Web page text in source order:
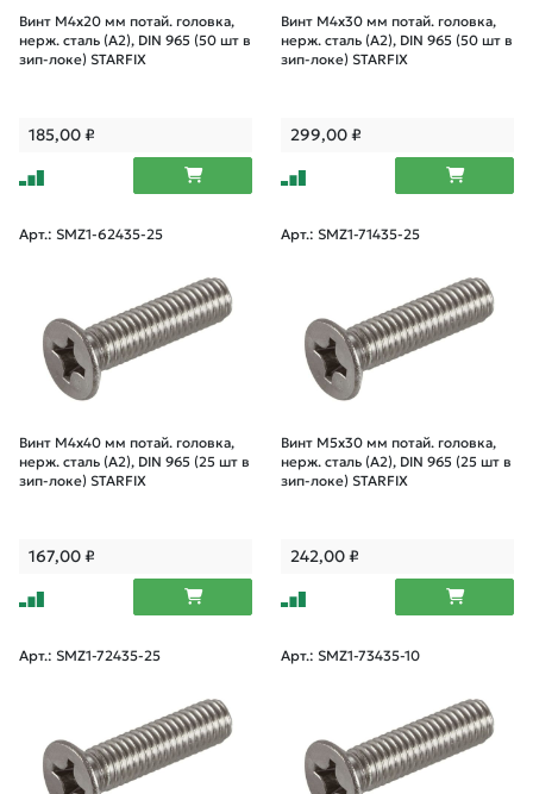
Винт М4х20 мм потай. головка,
нерж. сталь (A2), DIN 965 (50 шт в
зип-локе) STARFIX
185,00₽
Винт М4х30 мм потай. головка,
нерж. сталь (A2), DIN 965 (50 шт в
зип-локе) STARFIX
299,00₽
Арт.: SMZ1-62435-25
Винт М4х40 мм потай. головка,
нерж. сталь (A2), DIN 965 (25 шт в
зип-локе) STARFIX
167,00₽
Арт.: SMZ1-71435-25
Винт М5х30 мм потай. головка,
нерж. сталь (A2), DIN 965 (25 шт в
зип-локе) STARFIX
242,00₽
Арт.: SMZ1-72435-25 Арт.: SMZ1-73435-10